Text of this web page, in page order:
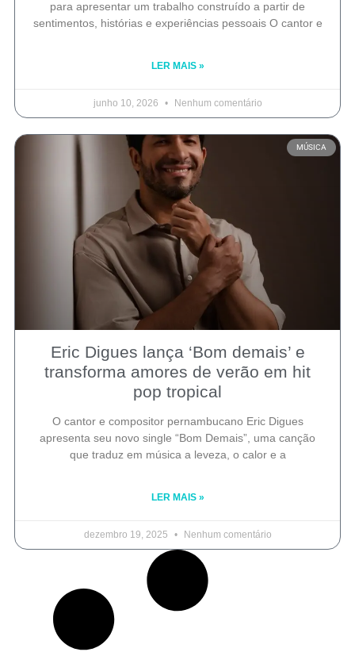
para apresentar um trabalho construído a partir de
sentimentos, histórias e experiências pessoais O cantor e
LER MAIS »
junho 10, 2026 Nenhum comentário
MÚSICA
Eric Digues lança ‘Bom demais’ e
transforma amores de verão em hit
pop tropical
O cantor e compositor pernambucano Eric Digues
apresenta seu novo single “Bom Demais”, uma canção
que traduz em música a leveza, o calor e a
LER MAIS »
dezembro 19, 2025 Nenhum comentário